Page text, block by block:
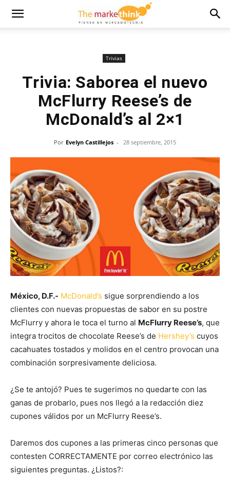
Trivias
Trivia: Saborea el nuevo
McFlurry Reese’s de
McDonald’s al 2×1
Por Evelyn Castillejos - 28 septiembre, 2015
México, D.F.- McDonald’s sigue sorprendiendo a los
clientes con nuevas propuestas de sabor en su postre
McFlurry y ahora le toca el turno al McFlurry Reese’s, que
integra trocitos de chocolate Reese’s de Hershey’s cuyos
cacahuates tostados y molidos en el centro provocan una
combinación sorpresivamente deliciosa.
¿Se te antojó? Pues te sugerimos no quedarte con las
ganas de probarlo, pues nos llegó a la redacción diez
cupones válidos por un McFlurry Reese’s.
Daremos dos cupones a las primeras cinco personas que
contesten CORRECTAMENTE por correo electrónico las
siguientes preguntas. ¿Listos?: